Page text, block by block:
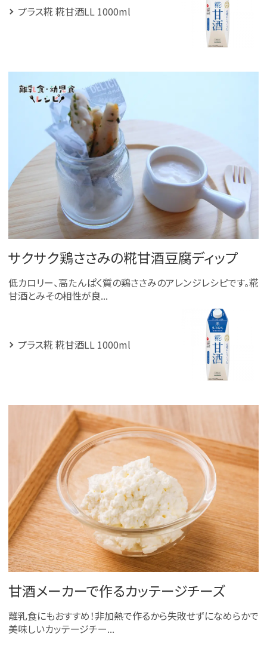
プラス糀 糀甘酒LL 1000ml
サクサク鶏ささみの糀甘酒豆腐ディップ
低カロリー、高たんぱく質の鶏ささみのアレンジレシピです。糀
甘酒とみその相性が良...
プラス糀 糀甘酒LL 1000ml
甘酒メーカーで作るカッテージチーズ
離乳食にもおすすめ！非加熱で作るから失敗せずになめらかで
美味しいカッテージチー...